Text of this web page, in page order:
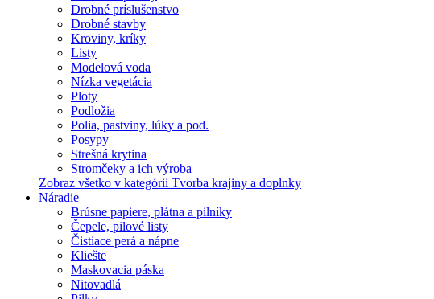
Drobné príslušenstvo
Drobné stavby
Kroviny, kríky
Listy
Modelová voda
Nízka vegetácia
Ploty
Podložia
Polia, pastviny, lúky a pod.
Posypy
Strešná krytina
Stromčeky a ich výroba
Zobraz všetko v kategórii Tvorba krajiny a doplnky
Náradie
Brúsne papiere, plátna a pilníky
Čepele, pilové listy
Čistiace perá a nápne
Kliešte
Maskovacia páska
Nitovadlá